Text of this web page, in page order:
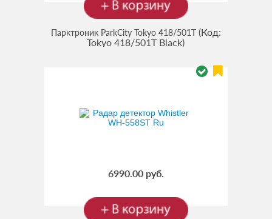
Парктроник ParkCity Tokyo 418/501T (Код:
Tokyo 418/501T Black)
6990.00 руб.